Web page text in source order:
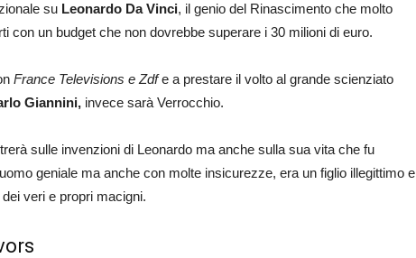
su Leonardo Da Vinci, il genio del Rinascimento che molto
con un budget che non dovrebbe superare i 30 milioni di euro.
France Televisions e Zdfe a prestare il volto al grande scienziato
Giannini, invece sarà Verrocchio.
sulle invenzioni di Leonardo ma anche sulla sua vita che fu
geniale ma anche con molte insicurezze, era un figlio illegittimo e
veri e propri macigni.